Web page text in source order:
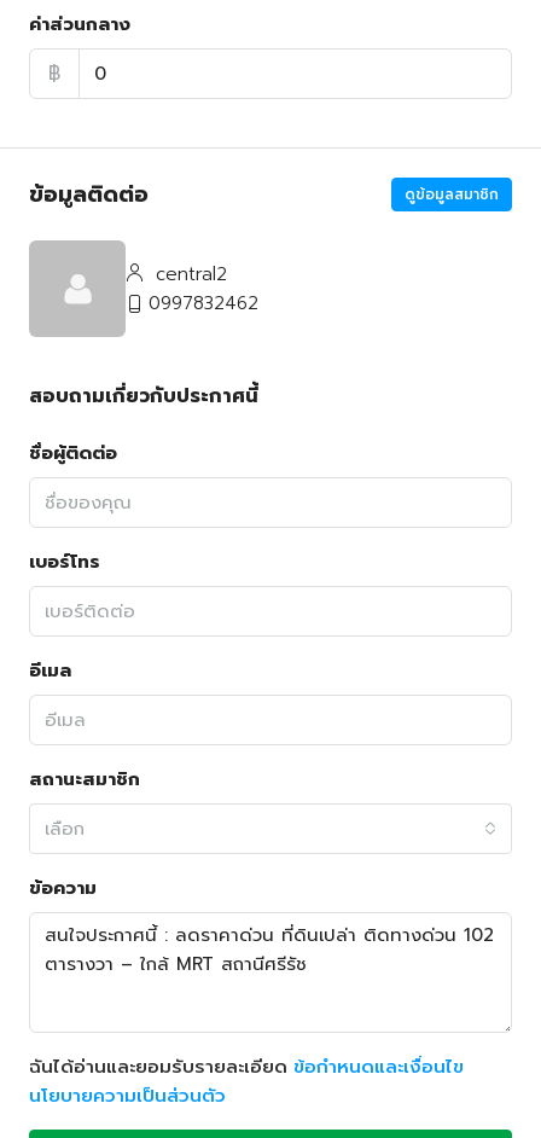
ค่าส่วนกลาง
฿
ข้อมูลติดต่อ ดูข้อมูลสมาชิก
central2
0997832462
สอบถามเกี่ยวกับประกาศนี้
ชื่อผู้ติดต่อ
เบอร์โทร
อีเมล
สถานะสมาชิก
เลือก
ข้อความ
ฉันได้อ่านและยอมรับรายละเอียด ข้อกำหนดและเงื่อนไข
นโยบายความเป็นส่วนตัว